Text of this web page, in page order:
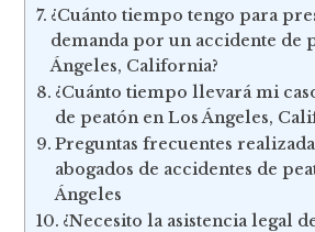
¿Cuánto tiempo tengo para
demanda por un accidente de
Ángeles, California?
¿Cuánto tiempo llevará mi
de peatón en Los Ángeles,
Preguntas frecuentes
abogados de accidentes de
Ángeles
¿Necesito la asistencia legal